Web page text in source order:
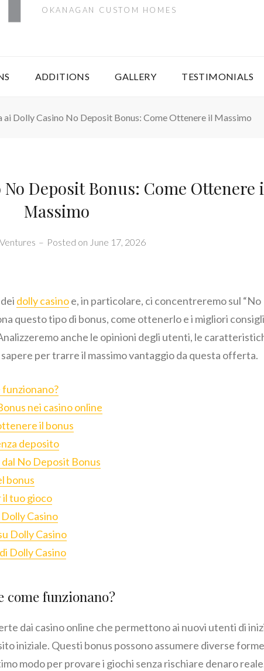
OKANAGAN CUSTOM HOMES
ADDITIONS GALLERY TESTIMONIALS
ai Dolly Casino No Deposit Bonus: Come Ottenere il Massimo
Deposit Bonus: Come Ottenere
Massimo
– Posted on June 17, 2026
dolly casinoe, in particolare, ci concentreremo sul “No
questo tipo di bonus, come ottenerlo e i migliori
anche le opinioni degli utenti, le
per trarre il massimo vantaggio da questa offerta.
funzionano?
nei casino online
il bonus
deposito
No Deposit Bonus
bonus
il tuo gioco
Casino
Dolly Casino
Dolly Casino
come funzionano?
dai casino online che permettono ai nuovi utenti di
iniziale. Questi bonus possono assumere diverse
modo per provare i giochi senza rischiare denaro